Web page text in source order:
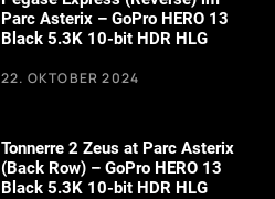
Parc Asterix – GoPro HERO 13
Black 5.3K 10-bit HDR HLG
22. OKTOBER 2024
Tonnerre 2 Zeus at Parc Asterix
(Back Row) – GoPro HERO 13
Black 5.3K 10-bit HDR HLG